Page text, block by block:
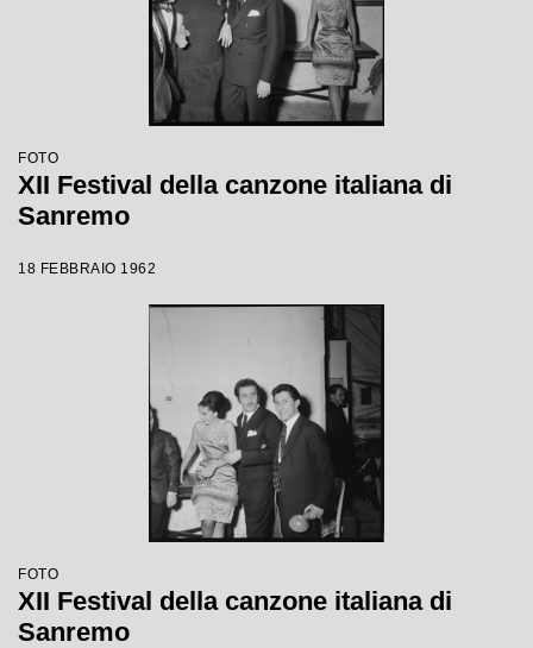
FOTO
XII Festival della canzone italiana di
Sanremo
18 FEBBRAIO 1962
FOTO
XII Festival della canzone italiana di
Sanremo